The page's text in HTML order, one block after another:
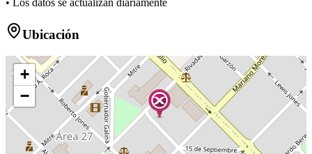
• Los datos se actualizan diariamente
Ubicación
+
−